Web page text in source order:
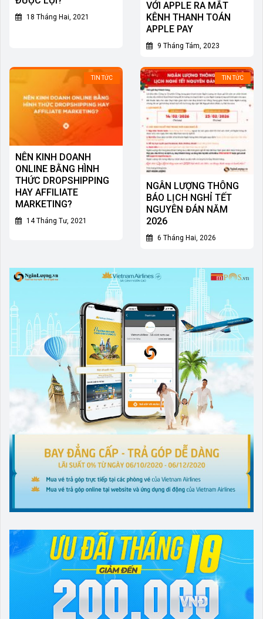
18 Tháng Hai, 2021
VỚI APPLE RA MẮT
KÊNH THANH TOÁN
APPLE PAY
9 Tháng Tám, 2023
TIN TỨC
NÊN KINH DOANH
ONLINE BẰNG HÌNH
THỨC DROPSHIPPING
HAY AFFILIATE
MARKETING?
14 Tháng Tư, 2021
TIN TỨC
NGÂN LƯỢNG THÔNG
BÁO LỊCH NGHỈ TẾT
NGUYÊN ĐÁN NĂM
2026
6 Tháng Hai, 2026